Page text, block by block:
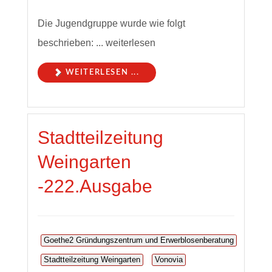
Die Jugendgruppe wurde wie folgt
beschrieben: ... weiterlesen
WEITERLESEN ...
Stadtteilzeitung
Weingarten
-222.Ausgabe
Goethe2 Gründungszentrum und Erwerblosenberatung
Stadtteilzeitung Weingarten Vonovia